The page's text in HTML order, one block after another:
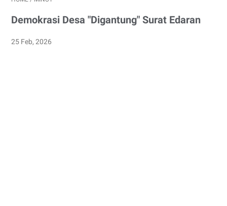
Demokrasi Desa "Digantung" Surat Edaran
25 Feb, 2026